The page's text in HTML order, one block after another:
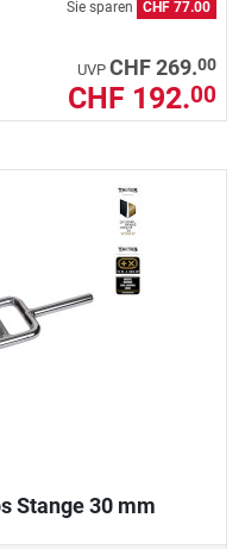
Sie sparen CHF 77.00
UVP CHF 269.00
CHF 192.00
Stange 30 mm